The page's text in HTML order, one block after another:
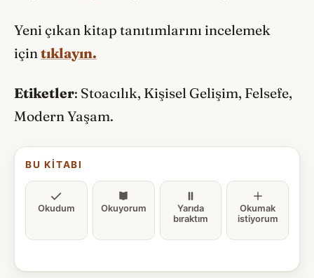
Yeni çıkan kitap tanıtımlarını incelemek
içintıklayın.
Etiketler: Stoacılık, Kişisel Gelişim, Felsefe,
Modern Yaşam.
BU KITABI
Okudum Okuyorum
Yarıda
bıraktım
Okumak
istiyorum